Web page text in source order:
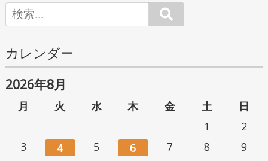
カレンダー
2026年8月
月 火 水 木 金 土
日
1
2
3
4 5 6 7 8
9